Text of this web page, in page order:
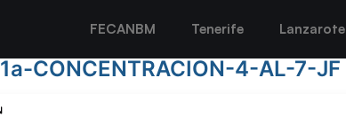
FECANBM Tenerife Lanzarote
1a-CONCENTRACION-4-AL-7-JF